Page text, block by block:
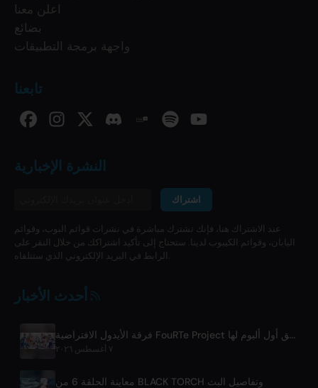
اعلن معنا
بضائع
واجهة برمجة التطبيقات
تابعنا
النشرة الإخبارية
اشتراك
عند الاشتراك هنا، فإنك تشترك مباشرة في نشرات قوائم البوب، وقوائم
اليابان، وقوائم الكيبوب لدينا. ستحتاج إلى تأكيد اشتراكك من خلال النقر على
الرابط في البريد الإلكتروني الذي ستتلقاه.
أحدث الأخبار
فرقة الأيدول الافتراضية FouRTe Project تطلق أول ألبوم لها 'ALL IN' من إنتاج ☆تاكو تاكاهاشي من m-flo
٧ أغسطس ٢٠٢٦
معاينة الحلقة 6 من BLACK TORCH وتفاصيل البث